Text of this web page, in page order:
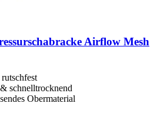
Airflow Mesh
schnelltrocknend
Obermaterial